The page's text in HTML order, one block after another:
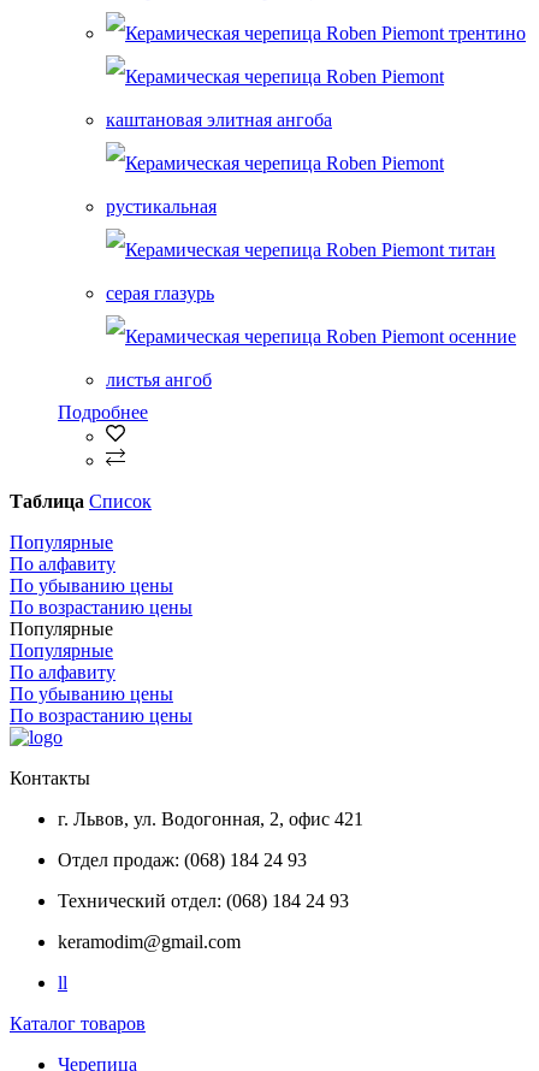
Подробнее
Таблица Список
Популярные
По алфавиту
По убыванию цены
По возрастанию цены
Популярные
Популярные
По алфавиту
По убыванию цены
По возрастанию цены
Контакты
г. Львов, ул. Водогонная, 2, офис 421
Отдел продаж: (068) 184 24 93
Технический отдел: (068) 184 24 93
keramodim@gmail.com
ll
Каталог товаров
Черепица